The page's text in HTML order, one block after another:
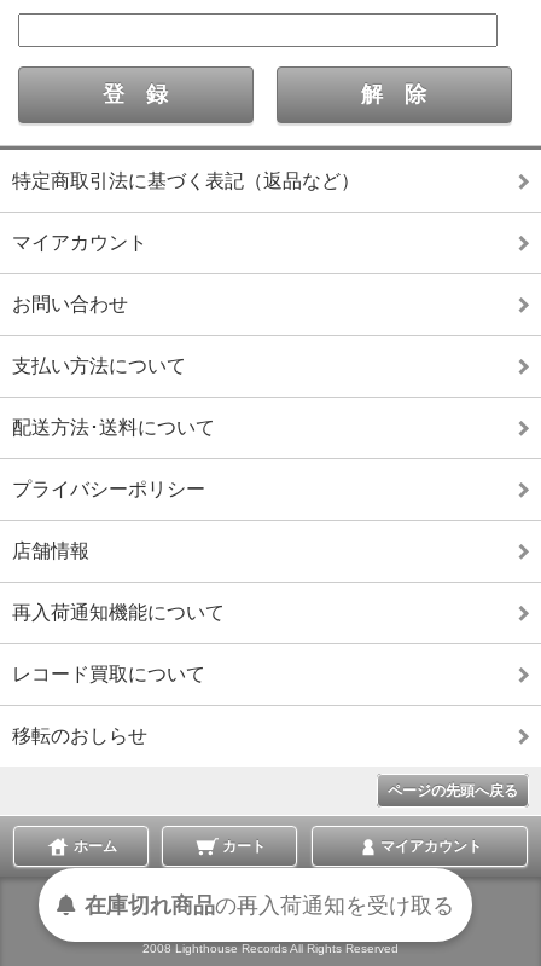
特定商取引法に基づく表記（返品など）
マイアカウント
お問い合わせ
支払い方法について
配送方法･送料について
プライバシーポリシー
店舗情報
再入荷通知機能について
レコード買取について
移転のおしらせ
ページの先頭へ戻る
ホーム カート マイアカウント
表示切替 :スマートフォン|PC版
2008 Lighthouse Records All Rights Reserved
在庫切れ商品の再入荷通知を受け取る